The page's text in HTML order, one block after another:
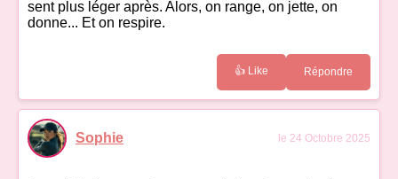
sent plus léger après. Alors, on range, on jette, on
donne... Et on respire.
👍 Like Répondre
Sophie le 24 Octobre 2025